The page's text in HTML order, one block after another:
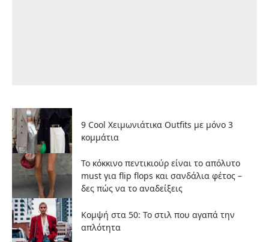
9 Cool Χειμωνιάτικα Outfits με μόνο 3
κομμάτια
Το κόκκινο πεντικιούρ είναι το απόλυτο
must για flip flops και σανδάλια φέτος –
δες πώς να το αναδείξεις
Κομψή στα 50: Το στιλ που αγαπά την
απλότητα